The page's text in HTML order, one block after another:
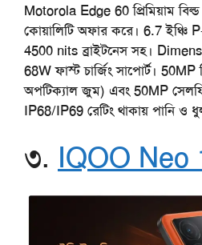
Motorola Edge 60 প্রিমিয়াম
কোয়ালিটি অফার করে। 6.7 ইঞ্চি
4500 nits ব্রাইটনেস সহ।
68W ফাস্ট চার্জিং সাপোর্ট। 50MP
অপটিক্যাল জুম) এবং 50MP সেলফি
IP68/IP69 রেটিং থাকায় পানি ও
৩. IQOO Neo